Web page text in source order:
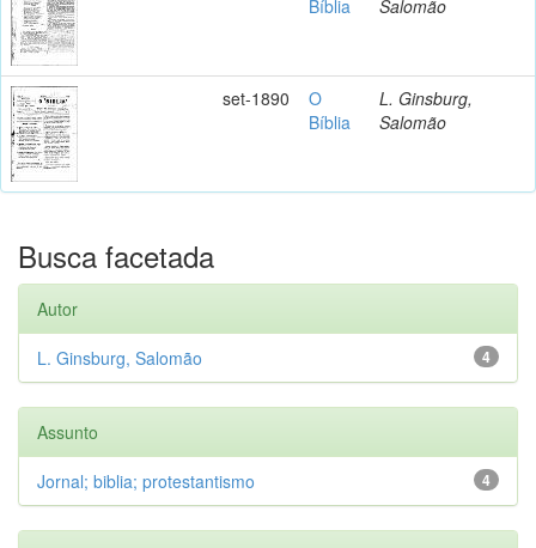
Bíblia
Salomão
set-1890
O
Bíblia
L. Ginsburg,
Salomão
Busca facetada
Autor
4
L. Ginsburg, Salomão
Assunto
4
Jornal; biblia; protestantismo